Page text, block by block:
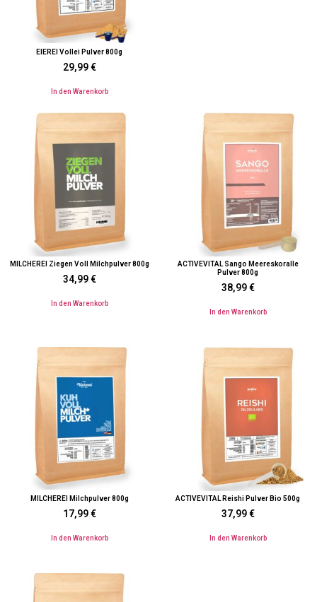
EIEREI Vollei Pulver 800g
29,99€
In den Warenkorb
MILCHEREI Ziegen Voll Milchpulver 800g
34,99€
In den Warenkorb
ACTIVEVITAL Sango Meereskoralle
Pulver 800g
38,99€
In den Warenkorb
MILCHEREI Milchpulver 800g
17,99€
In den Warenkorb
ACTIVEVITAL Reishi Pulver Bio 500g
37,99€
In den Warenkorb